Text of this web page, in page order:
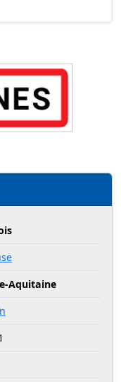
Aquitaine